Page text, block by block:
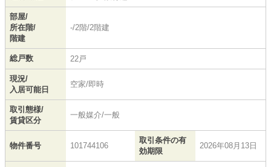
部屋/
所在階/
階建
-/2階/2階建
総戸数 22戸
現況/
入居可能日
空家/即時
取引態様/
賃貸区分
一般媒介/一般
物件番号 101744106
取引条件の有
効期限
2026年08月13日